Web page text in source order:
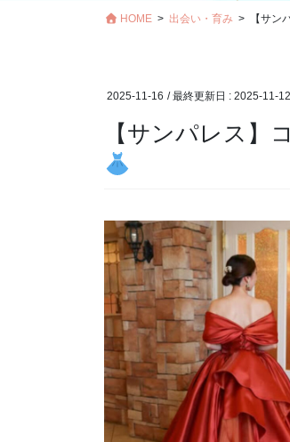
HOME 出会い・育み 【サン
2025-11-16 / 最終更新日 : 2025-11-12
【サンパレス】